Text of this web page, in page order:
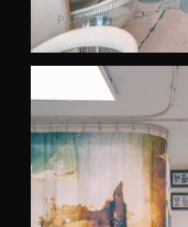
PARIS · 2020